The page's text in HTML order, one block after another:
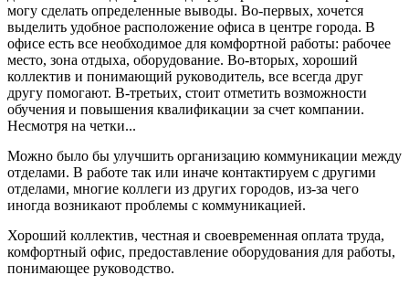
могу сделать определенные выводы. Во-первых, хочется
выделить удобное расположение офиса в центре города. В
офисе есть все необходимое для комфортной работы: рабочее
место, зона отдыха, оборудование. Во-вторых, хороший
коллектив и понимающий руководитель, все всегда друг
другу помогают. В-третьих, стоит отметить возможности
обучения и повышения квалификации за счет компании.
Несмотря на четки...
Можно было бы улучшить организацию коммуникации между
отделами. В работе так или иначе контактируем с другими
отделами, многие коллеги из других городов, из-за чего
иногда возникают проблемы с коммуникацией.
Хороший коллектив, честная и своевременная оплата труда,
комфортный офис, предоставление оборудования для работы,
понимающее руководство.